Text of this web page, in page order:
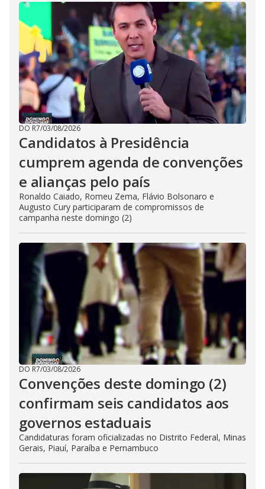
DO R7/03/08/2026
Candidatos à Presidência
cumprem agenda de convenções
e alianças pelo país
Ronaldo Caiado, Romeu Zema, Flávio Bolsonaro e
Augusto Cury participaram de compromissos de
campanha neste domingo (2)
DO R7/03/08/2026
Convenções deste domingo (2)
confirmam seis candidatos aos
governos estaduais
Candidaturas foram oficializadas no Distrito Federal, Minas
Gerais, Piauí, Paraíba e Pernambuco